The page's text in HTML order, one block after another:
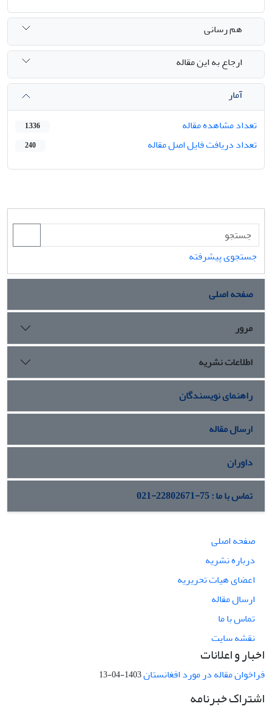
هم رسانی
ارجاع به این مقاله
آمار
تعداد مشاهده مقاله
1,336
تعداد دریافت فایل اصل مقاله 240
جستجوی پیشرفته
صفحه اصلی
مرور
اطلاعات نشریه
راهنمای نویسندگان
ارسال مقاله
داوران
تماس با ما : 75-22802671-021
صفحه اصلی
درباره نشریه
اعضای هیات تحریریه
ارسال مقاله
تماس با ما
نقشه سایت
اخبار و اعلانات
فراخوان مقاله در مورد افغانستان1403-04-13
اشتراک خبرنامه